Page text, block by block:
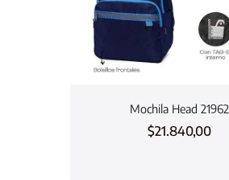
Mochila Head 21962
$21.840,00